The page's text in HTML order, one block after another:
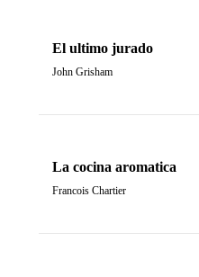
El ultimo jurado
John Grisham
La cocina aromatica
Francois Chartier